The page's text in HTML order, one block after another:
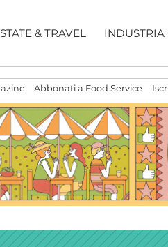
& TRAVEL INDUSTRIA
Abbonati a Food Service